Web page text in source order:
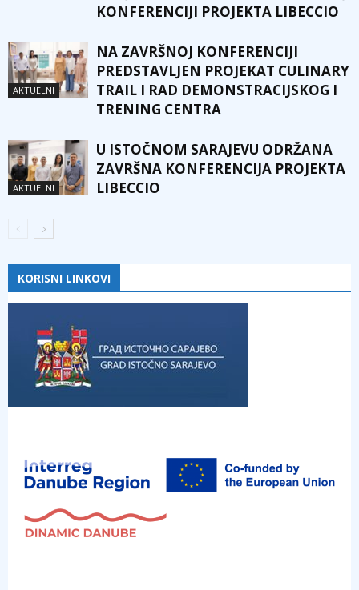
KONFERENCIJI PROJEKTA LIBECCIO
AKTUELNI
NA ZAVRŠNOJ KONFERENCIJI
PREDSTAVLJEN PROJEKAT CULINARY
TRAIL I RAD DEMONSTRACIJSKOG I
TRENING CENTRA
AKTUELNI
U ISTOČNOM SARAJEVU ODRŽANA
ZAVRŠNA KONFERENCIJA PROJEKTA
LIBECCIO
KORISNI LINKOVI